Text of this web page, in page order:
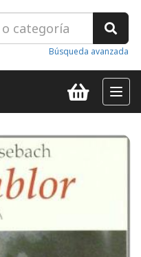
Búsqueda avanzada